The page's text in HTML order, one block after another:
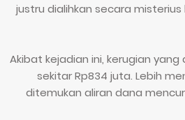
justru dialihkan secara
Akibat kejadian ini, kerugian
sekitar Rp834 juta. Lebih
ditemukan aliran dana